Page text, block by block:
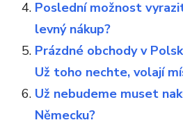
Poslední možnost
levný nákup?
Prázdné obchody v
Už toho nechte, volají
Už nebudeme muset
Německu?